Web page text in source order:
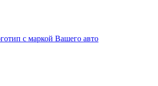
с маркой Вашего авто